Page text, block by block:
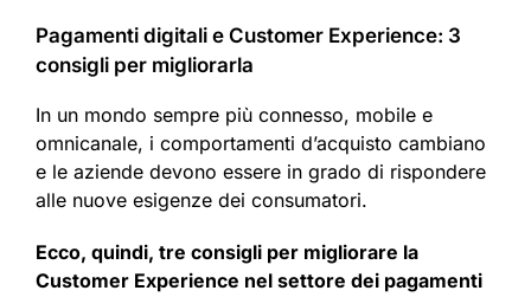
Pagamenti digitali e Customer Experience: 3
consigli per migliorarla
In un mondo sempre più connesso, mobile e
omnicanale, i comportamenti d’acquisto cambiano
e le aziende devono essere in grado di rispondere
alle nuove esigenze dei consumatori.
Ecco, quindi, tre consigli per migliorare la
Customer Experience nel settore dei pagamenti